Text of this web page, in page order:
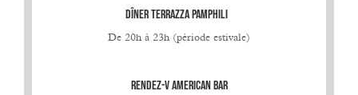
DÎNERTERRAZZA PAMPHILI
De 20h à 23h (période estivale)
RENDEZ-V AMERICAN BAR